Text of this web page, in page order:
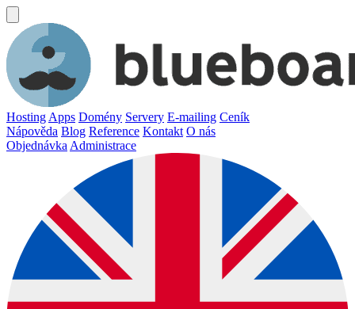
Hosting Apps Domény Servery E-mailing Ceník
Nápověda Blog Reference Kontakt O nás
Objednávka Administrace